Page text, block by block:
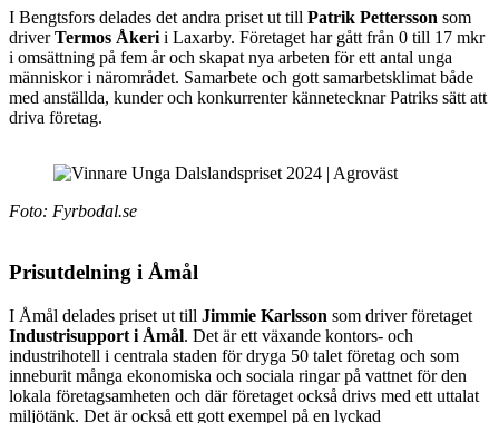
I Bengtsfors delades det andra priset ut till Patrik Pettersson som
driverTermos Åkeri i Laxarby. Företaget har gått från 0 till 17 mkr
i omsättning på fem år och skapat nya arbeten för ett antal unga
människor i närområdet. Samarbete och gott samarbetsklimat både
med anställda, kunder och konkurrenter kännetecknar Patriks sätt att
driva företag.
Foto: Fyrbodal.se
Prisutdelning i Åmål
I Åmål delades priset ut till Jimmie Karlsson som driver företaget
Industrisupport i Åmål. Det är ett växande kontors- och
industrihotell i centrala staden för dryga 50 talet företag och som
inneburit många ekonomiska och sociala ringar på vattnet för den
lokala företagsamheten och där företaget också drivs med ett uttalat
miljötänk. Det är också ett gott exempel på en lyckad